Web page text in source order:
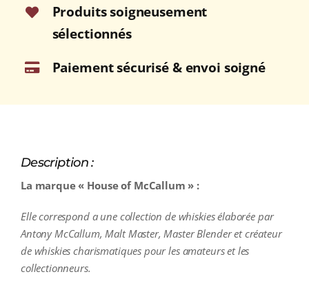
Produits soigneusement
sélectionnés
Paiement sécurisé & envoi soigné
Description :
La marque « House of McCallum » :
Elle correspond a une collection de whiskies élaborée par
Antony McCallum, Malt Master, Master Blender et créateur
de whiskies charismatiques pour les amateurs et les
collectionneurs.